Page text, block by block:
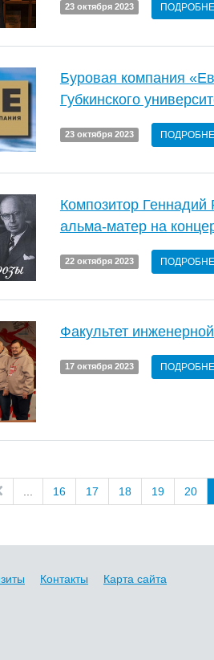
23 октября 2023
Буровая компания
Губкинского
23 октября 2023
Композитор Геннадий
альма-матер на
22 октября 2023
Факультет
17 октября 2023
16 17 18 19 20
Контакты Карта сайта